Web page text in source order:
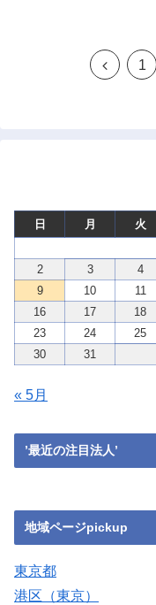
前
1
日 月 火
2
3 4
9
10 11
16
17 18
23
24 25
30
31
« 5月
’最近の注目法人’
地域ページpickup
東京都
港区（東京）